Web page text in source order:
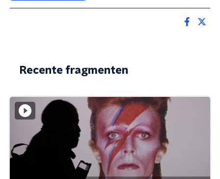
Recente fragmenten